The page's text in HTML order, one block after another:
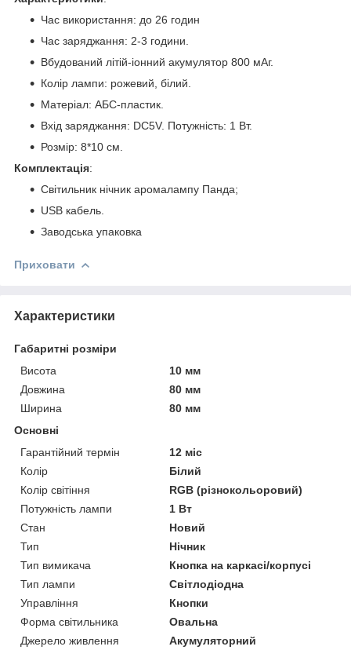
Час використання: до 26 годин
Час заряджання: 2-3 години.
Вбудований літій-іонний акумулятор 800 мАг.
Колір лампи: рожевий, білий.
Матеріал: АБС-пластик.
Вхід заряджання: DC5V. Потужність: 1 Вт.
Розмір: 8*10 см.
Комплектація:
Світильник нічник аромалампу Панда;
USB кабель.
Заводська упаковка
Приховати
Характеристики
Габаритні розміри
Висота
10 мм
Довжина
80 мм
Ширина
80 мм
Основні
Гарантійний термін
12 міс
Колір
Білий
Колір світіння
RGB (різнокольоровий)
Потужність лампи
1 Вт
Стан
Новий
Тип
Нічник
Тип вимикача
Кнопка на каркасі/корпусі
Тип лампи
Світлодіодна
Управління
Кнопки
Форма світильника
Овальна
Джерело живлення
Акумуляторний